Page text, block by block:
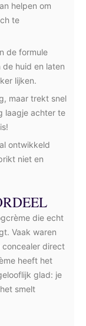
helpen om
te
de formule
huid en laten
lijken.
maar trekt snel
laagje achter te
ontwikkeld
niet en
die echt
Vaak waren
direct
heeft het
glad: je
smelt